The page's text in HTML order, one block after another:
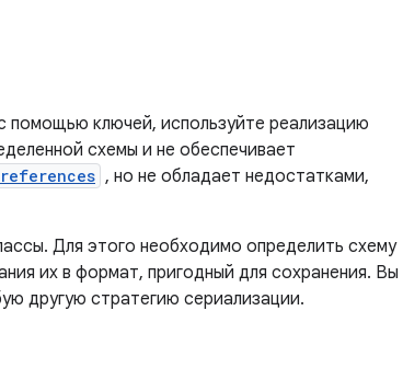
помощью ключей, используйте реализацию
схемы и не обеспечивает
, но не обладает недостатками,
Для этого необходимо определить схему
их в формат, пригодный для сохранения. Вы
другую стратегию сериализации.